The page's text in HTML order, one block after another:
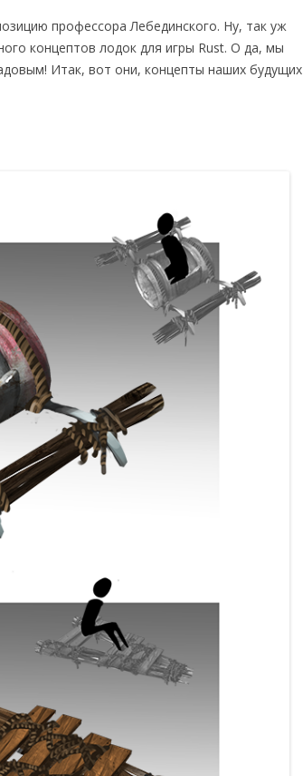
профессора Лебединского. Ну, так уж
концептов лодок для игры Rust. О да, мы
Итак, вот они, концепты наших будущих